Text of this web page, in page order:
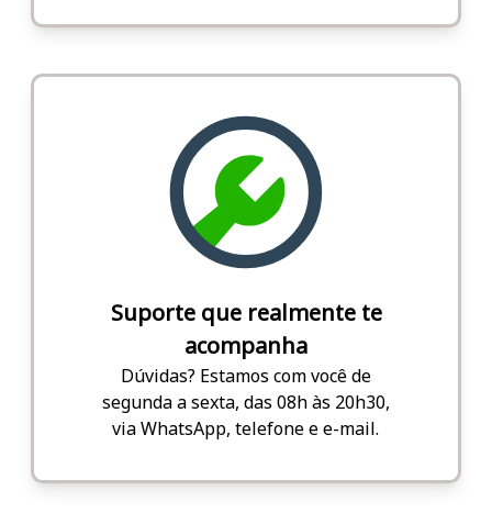
Suporte que realmente te
acompanha
Dúvidas? Estamos com você de
segunda a sexta, das 08h às 20h30,
via WhatsApp, telefone e e-mail.